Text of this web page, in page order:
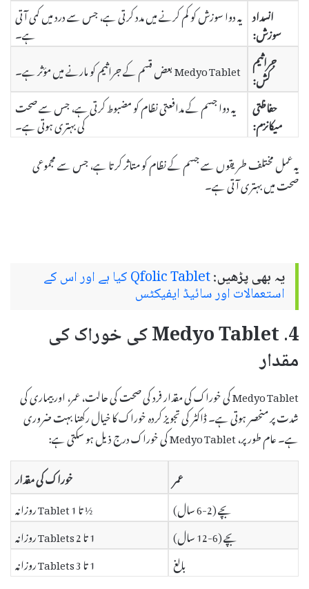
انسداد
سوزش:
یہ دوا سوزش کو کم کرنے میں مدد کرتی ہے، جس سے درد میں کمی آتی
ہے۔
جراثیم
کش: Medyo Tablet بعض قسم کے جراثیم کو مارنے میں مؤثر ہے۔
حفاظتی
میکانزم:
یہ دوا جسم کے مدافعتی نظام کو مضبوط کرتی ہے، جس سے صحت
کی بہتری ہوتی ہے۔
یہ عمل مختلف طریقوں سے جسم کے نظام کو متاثر کرتا ہے، جس سے مجموعی
صحت میں بہتری آتی ہے۔
یہ بھی پڑھیں: Qfolic Tablet کیا ہے اور اس کے
استعمالات اور سائیڈ ایفیکٹس
4. Medyo Tablet کی خوراک کی
مقدار
Medyo Tablet کی خوراک کی مقدار فرد کی صحت کی حالت، عمر، اور بیماری کی
شدت پر منحصر ہوتی ہے۔ ڈاکٹر کی تجویز کردہ خوراک کا خیال رکھنا بہت ضروری
ہے۔ عام طور پر، Medyo Tablet کی خوراک درج ذیل ہو سکتی ہے:
عمر
خوراک کی مقدار
بچے (2-6 سال)
½ تا 1 Tablet روزانہ
بچے (6-12 سال)
1 تا 2 Tablets روزانہ
بالغ
1 تا 3 Tablets روزانہ